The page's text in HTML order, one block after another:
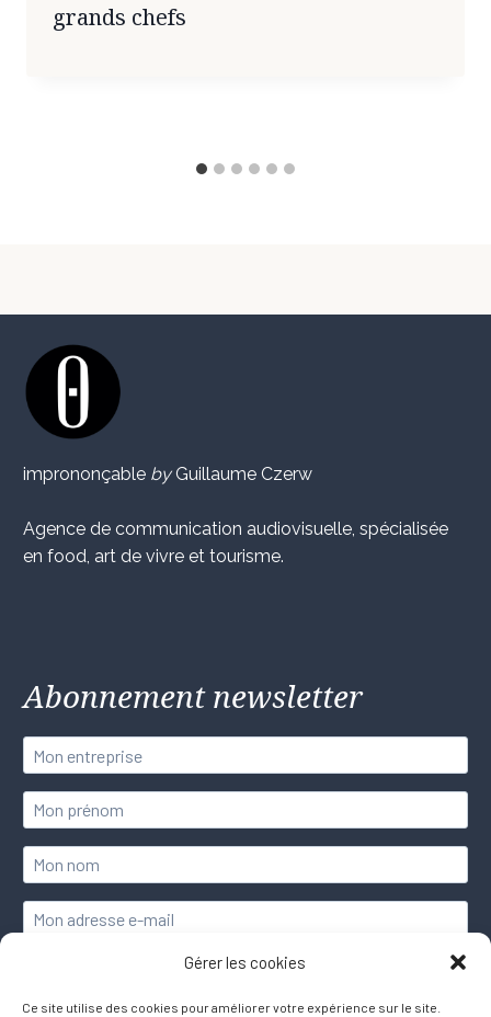
Gérer les cookies
Ce site utilise des cookies pour améliorer votre expérience sur le site.
grands chefs
imprononçable by Guillaume Czerw
Agence de communication audiovisuelle, spécialisée
en food, art de vivre et tourisme.
Abonnement newsletter